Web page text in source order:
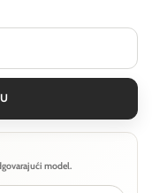
Lux COPERNICO SP20
model.